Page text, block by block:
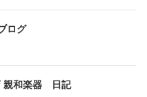
ログ
親和楽器 日記